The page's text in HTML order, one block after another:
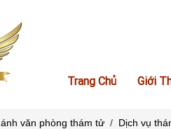
Trang Chủ Giới
văn phòng thám tử / Dịch vụ